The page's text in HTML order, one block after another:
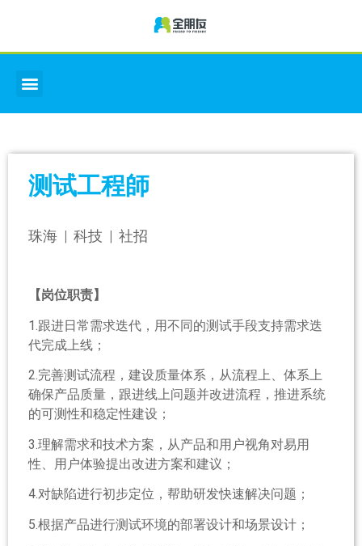
测试工程師
珠海 | 科技 | 社招
【岗位职责】
1.跟进日常需求迭代，用不同的测试手段支持需求迭
代完成上线；
2.完善测试流程，建设质量体系，从流程上、体系上
确保产品质量，跟进线上问题并改进流程，推进系统
的可测性和稳定性建设；
3.理解需求和技术方案，从产品和用户视角对易用
性、用户体验提出改进方案和建议；
4.对缺陷进行初步定位，帮助研发快速解决问题；
5.根据产品进行测试环境的部署设计和场景设计；